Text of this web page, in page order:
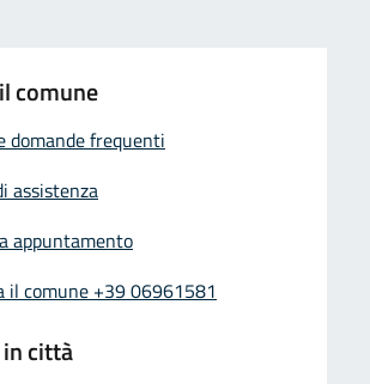
comune
domande frequenti
assistenza
appuntamento
il comune +39 06961581
città